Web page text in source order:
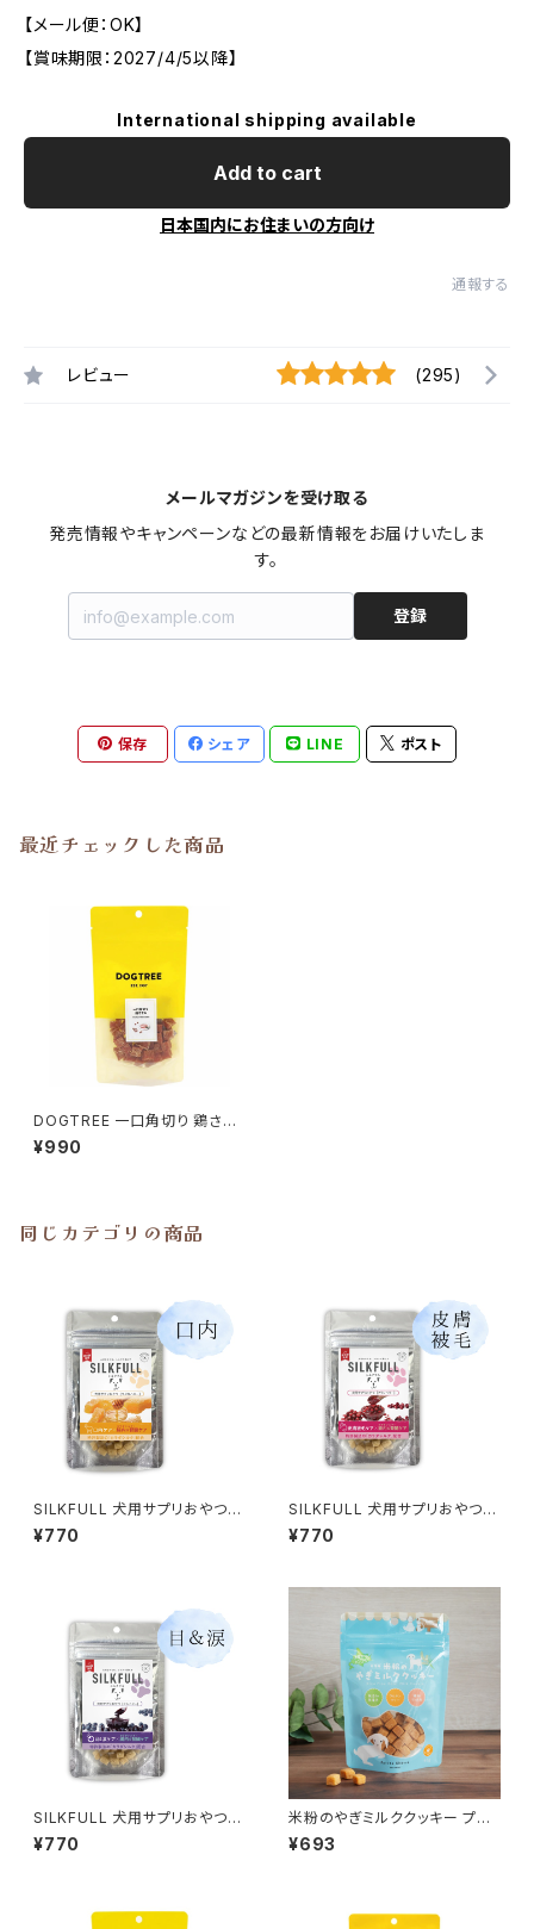
【メール便：OK】
【賞味期限：2027/4/5以降】
International shipping available
Add to cart
日本国内にお住まいの方向け
通報する
レビュー (295)
メールマガジンを受け取る
発売情報やキャンペーンなどの最新情報をお届けいたしま
す。
登録
保存 シェア LINE ポスト
最近チェックした商品
DOGTREE 一口角切り 鶏ささ
み M45g ドッグツリー
¥990
同じカテゴリの商品
SILKFULL 犬用サプリおやつ
【口内ケア (マヌカハニー)】シル
クフル
¥770
SILKFULL 犬用サプリおやつ
【皮膚被毛ケア (クランベリー)】
シルクフル
¥770
SILKFULL 犬用サプリおやつ
【目＆涙ケア (ビルベリー)】シル
クフル
¥770
米粉のやぎミルククッキー プレ
ーン プティシェーブル
¥693